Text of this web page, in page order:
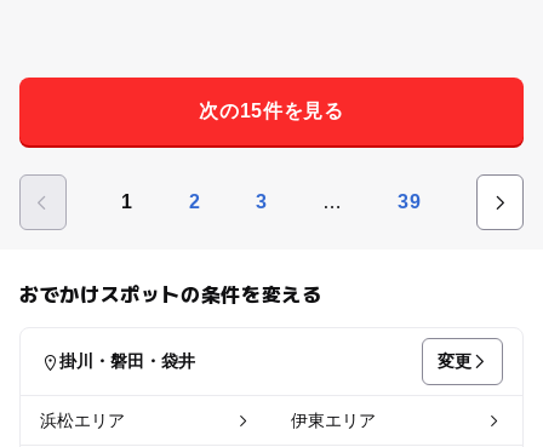
次の15件を見る
1 2 3 … 39
おでかけスポットの条件を変える
掛川・磐田・袋井 変更
浜松エリア 伊東エリア